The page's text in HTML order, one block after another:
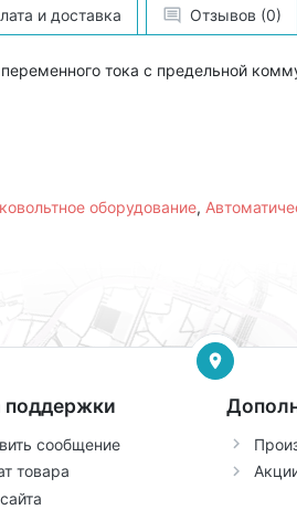
и доставка Отзывов (0)
тока с предельной
оборудование,
сообщение
товара